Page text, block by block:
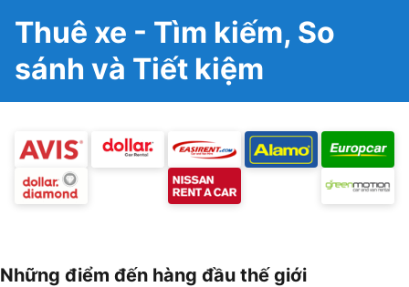
Thuê xe - Tìm kiếm, So
sánh và Tiết kiệm
Những điểm đến hàng đầu thế giới